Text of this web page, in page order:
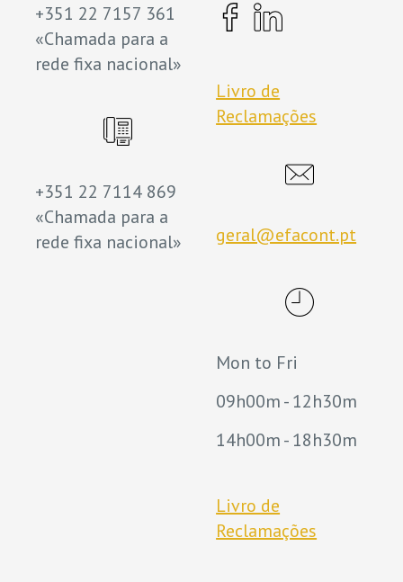
+351 22 7157 361
«Chamada para a
rede fixa nacional»
+351 22 7114 869
«Chamada para a
rede fixa nacional»
Livro de
Reclamações
geral@efacont.pt
Mon to Fri
09h00m - 12h30m
14h00m - 18h30m
Livro de
Reclamações